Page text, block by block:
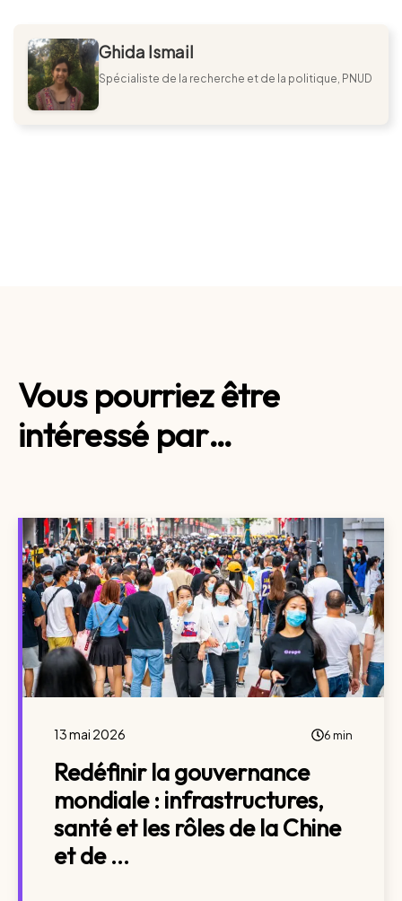
Ghida Ismail
Spécialiste de la recherche et de la politique, PNUD
Vous pourriez être
intéressé par…
13 mai 2026 6 min
Redéfinir la gouvernance
mondiale : infrastructures,
santé et les rôles de la Chine
et de ...